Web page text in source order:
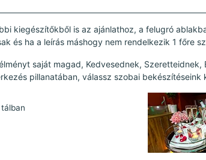
kiegészítőkből is az ajánlathoz, a felugró
és ha a leírás máshogy nem rendelkezik 1 főre
saját magad, Kedvesednek,
pillanatában, válassz szobai bekészítéseink